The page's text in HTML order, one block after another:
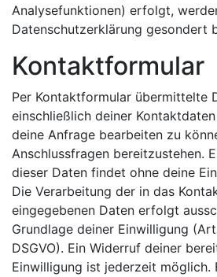
Analysefunktionen) erfolgt,
Datenschutzerklärung gesondert
Kontaktformular
Per Kontaktformular übermittelte
einschließlich deiner
deine Anfrage bearbeiten zu
Anschlussfragen bereitzustehen.
dieser Daten findet ohne deine
Die Verarbeitung der in das
eingegebenen Daten erfolgt
Grundlage deiner Einwilligung
DSGVO). Ein Widerruf deiner
Einwilligung ist jederzeit möglich.